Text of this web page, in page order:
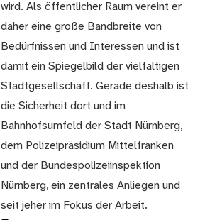
wird. Als öffentlicher Raum vereint er
daher eine große Bandbreite von
Bedürfnissen und Interessen und ist
damit ein Spiegelbild der vielfältigen
Stadtgesellschaft. Gerade deshalb ist
die Sicherheit dort und im
Bahnhofsumfeld der Stadt Nürnberg,
dem Polizeipräsidium Mittelfranken
und der Bundespolizeiinspektion
Nürnberg, ein zentrales Anliegen und
seit jeher im Fokus der Arbeit.